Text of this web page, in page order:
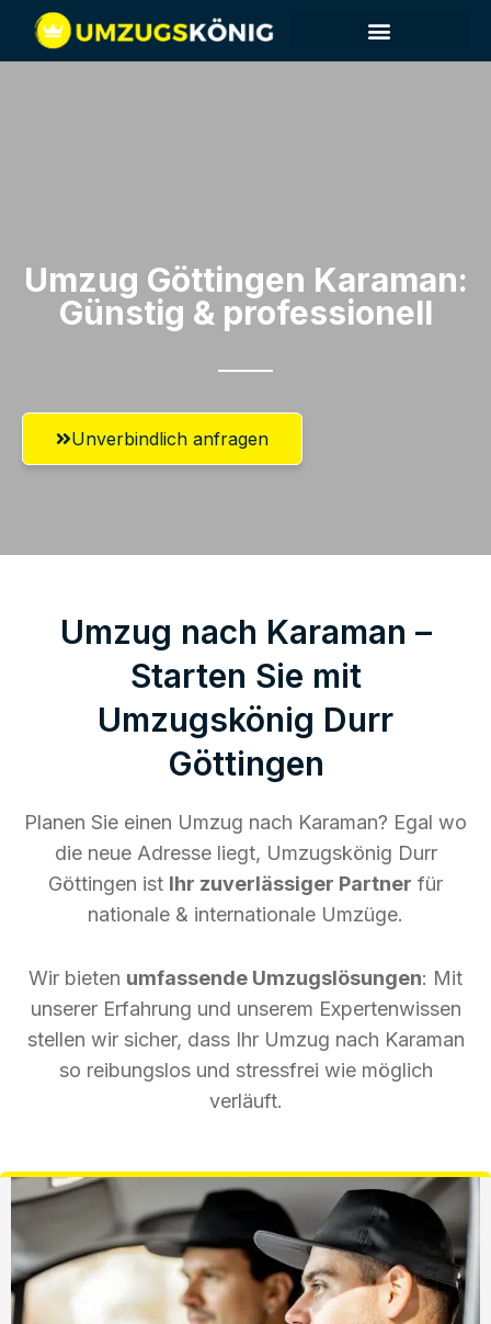
Umzug Göttingen​ Karaman:
Günstig & professionell​
Unverbindlich anfragen
Umzug nach Karaman –
Starten Sie mit
Umzugskönig Durr
Göttingen
Planen Sie einen Umzug nach Karaman? Egal wo
die neue Adresse liegt, Umzugskönig Durr
Göttingen ist Ihr zuverlässiger Partner für
nationale & internationale Umzüge.
Wir bieten umfassende Umzugslösungen: Mit
unserer Erfahrung und unserem Expertenwissen
stellen wir sicher, dass Ihr Umzug nach Karaman
so reibungslos und stressfrei wie möglich
verläuft.